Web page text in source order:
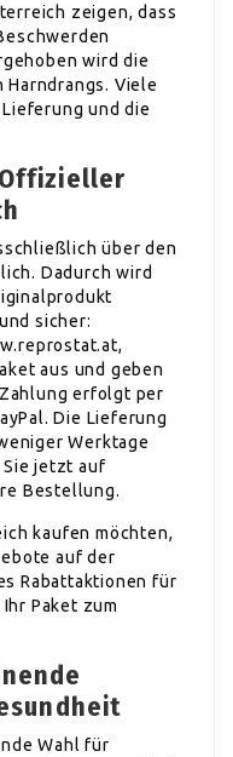
zeigen, dass
wird die
Viele
und die
über den
Dadurch wird
sicher:
aus und geben
erfolgt per
Die Lieferung
Werktage
Sie jetzt auf
Bestellung.
kaufen möchten,
auf der
Rabattaktionen für
Paket zum
Wahl für